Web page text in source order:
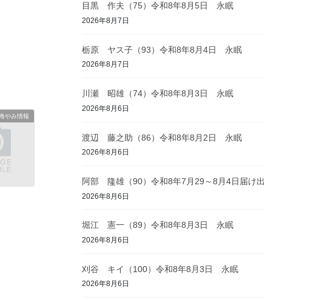
やみ情報
目黒 作夫（75）令和8年8月5日 永眠
2026年8月7日
栃原 ヤス子（93）令和8年8月4日 永眠
2026年8月7日
川瀬 昭雄（74）令和8年8月3日 永眠
2026年8月6日
渡辺 藤之助（86）令和8年8月2日 永眠
2026年8月6日
阿部 隆雄（90）令和8年7月29～8月4日届け出
2026年8月6日
堀江 憲一（89）令和8年8月3日 永眠
2026年8月6日
刈谷 キイ（100）令和8年8月3日 永眠
2026年8月6日